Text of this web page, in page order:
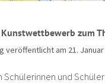
zum
veröffentlicht am 21. Januar
Schülerinnen und